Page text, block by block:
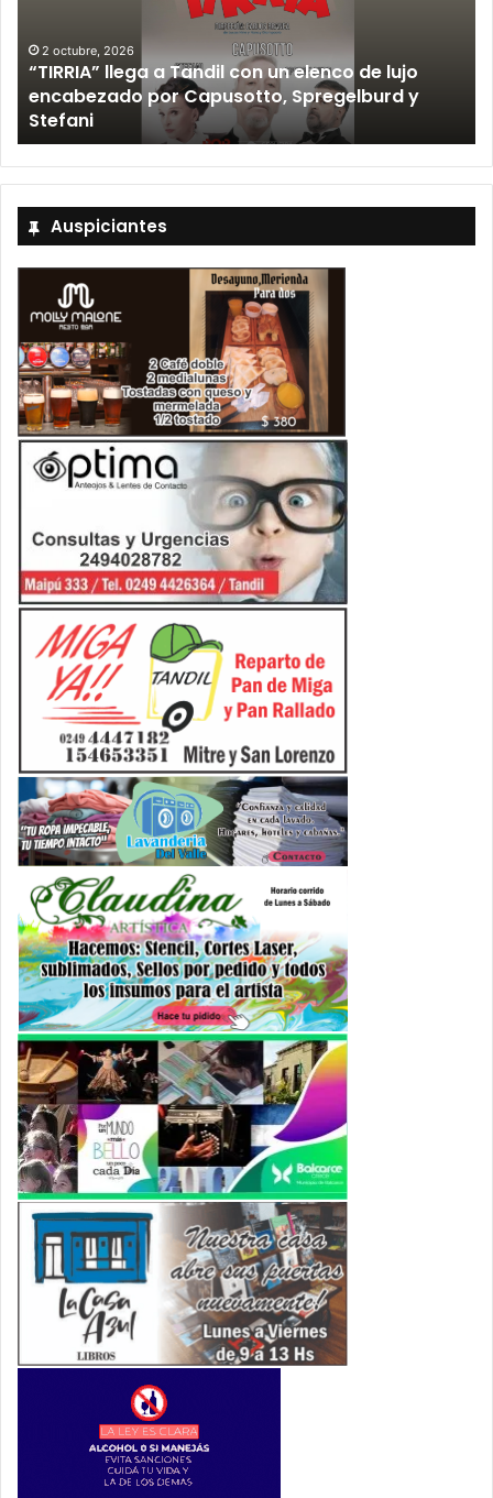
un elenco de lujo
Spregelburd y
12 septiembre, 2026
Los Fabulosos Cadillacs
Tandil y ya están a la venta
Auspiciantes